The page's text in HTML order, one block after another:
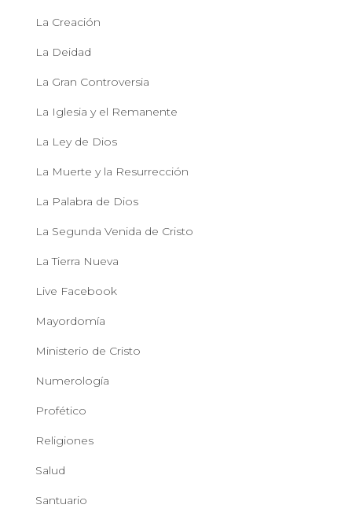
La Creación
La Deidad
La Gran Controversia
La Iglesia y el Remanente
La Ley de Dios
La Muerte y la Resurrección
La Palabra de Dios
La Segunda Venida de Cristo
La Tierra Nueva
Live Facebook
Mayordomía
Ministerio de Cristo
Numerología
Profético
Religiones
Salud
Santuario